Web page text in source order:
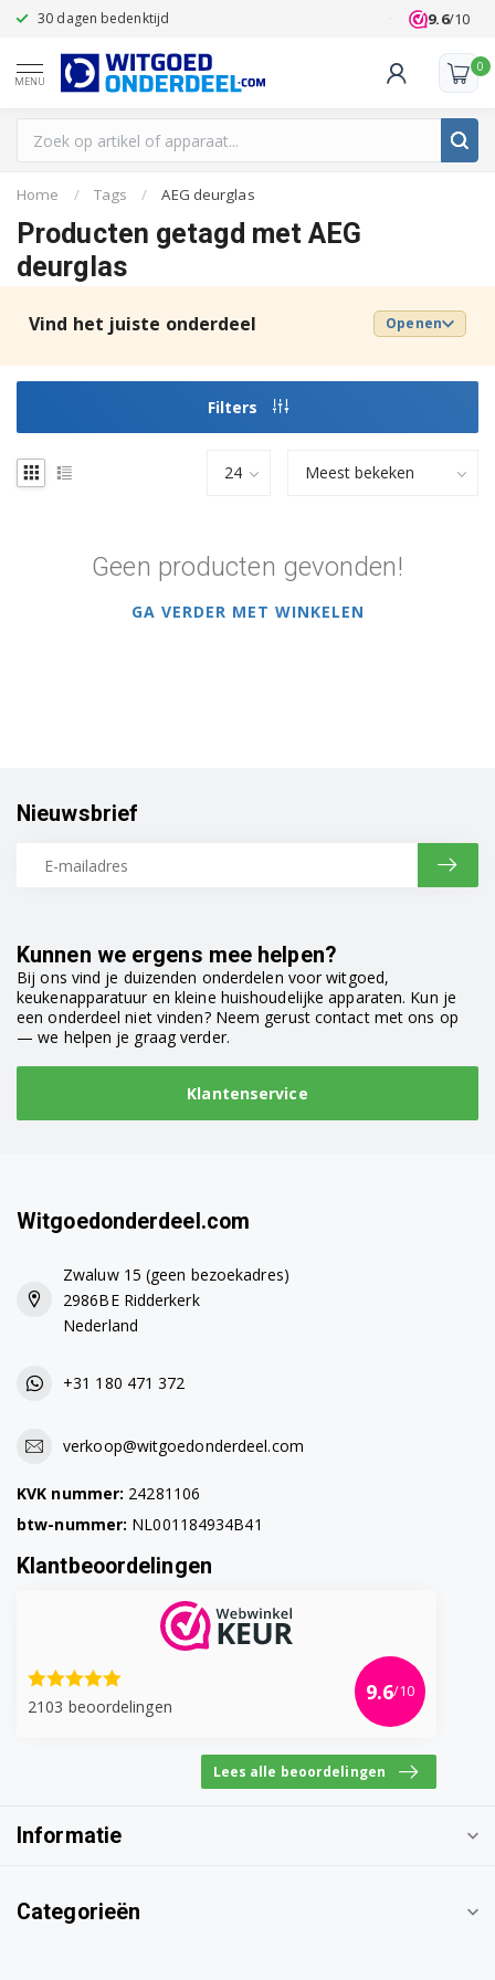
30 dagen bedenktijd Klanten
9.6/10
MENU
0
Home / Tags / AEG deurglas
Producten getagd met AEG
deurglas
Vind het juiste onderdeel Openen
Filters
Geen producten gevonden!
GA VERDER MET WINKELEN
Kunnen we ergens mee helpen?
Bij ons vind je duizenden onderdelen voor witgoed,
keukenapparatuur en kleine huishoudelijke apparaten. Kun je
een onderdeel niet vinden? Neem gerust contact met ons op
— we helpen je graag verder.
Klantenservice
Nieuwsbrief
Witgoedonderdeel.com
Zwaluw 15 (geen bezoekadres)
2986BE Ridderkerk
Nederland
+31 180 471 372
verkoop@witgoedonderdeel.com
KVK nummer: 24281106
btw-nummer: NL001184934B41
Klantbeoordelingen
2103 beoordelingen
9.6/10
Lees alle beoordelingen
Informatie
Categorieën